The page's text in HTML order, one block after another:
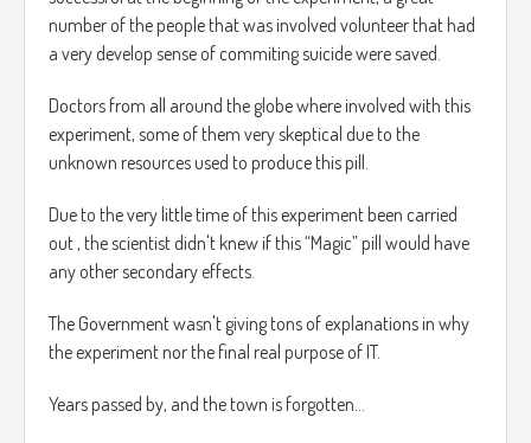
plñayer kills and passes a level the more NPC will have the
next level.
Music will get louder the more NPC are nearby.
number of the people that was involved volunteer that had
a very develop sense of commiting suicide were saved.
Doctors from all around the globe where involved with this
experiment, some of them very skeptical due to the
unknown resources used to produce this pill.
Due to the very little time of this experiment been carried
out , the scientist didn't knew if this “Magic” pill would have
any other secondary effects.
The Government wasn't giving tons of explanations in why
the experiment nor the final real purpose of IT.
Years passed by, and the town is forgotten…